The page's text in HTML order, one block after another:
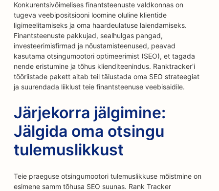
Konkurentsivõimelises finantsteenuste valdkonnas on
tugeva veebipositsiooni loomine oluline klientide
ligimeelitamiseks ja oma haardeulatuse laiendamiseks.
Finantsteenuste pakkujad, sealhulgas pangad,
investeerimisfirmad ja nõustamisteenused, peavad
kasutama otsingumootori optimeerimist (SEO), et tagada
nende eristumine ja tõhus klienditeenindus. Ranktracker'i
tööriistade pakett aitab teil täiustada oma SEO strateegiat
ja suurendada liiklust teie finantsteenuse veebisaidile.
Järjekorra jälgimine:
Jälgida oma otsingu
tulemuslikkust
Teie praeguse otsingumootori tulemuslikkuse mõistmine on
esimene samm tõhusa SEO suunas. Rank Tracker